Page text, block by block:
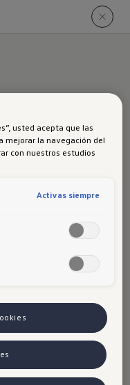
proyecta una
salir de
usted acepta que las
mejorar la navegación del
con nuestros estudios
Activas siempre